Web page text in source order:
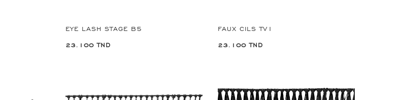
EYE LASH STAGE B5
23.100 TND
FAUX CILS TV1
23.100 TND